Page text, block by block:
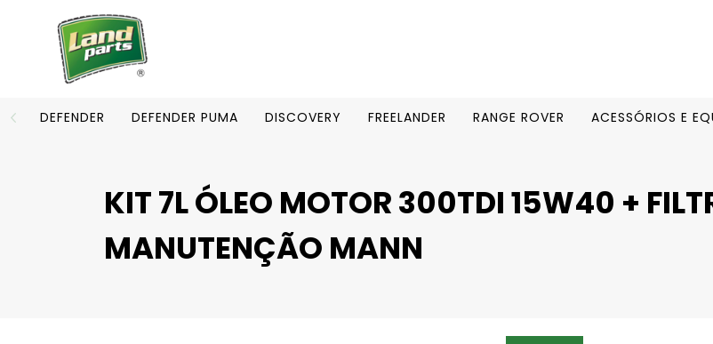
DEFENDER DEFENDER PUMA DISCOVERY FREELANDER RANGE ROVER ACESSÓRIOS E
KIT 7L ÓLEO MOTOR 300TDI 15W40 +
MANUTENÇÃO MANN